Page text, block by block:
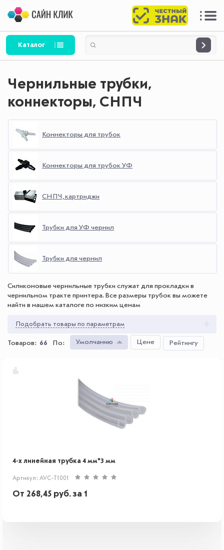
Каталог
Чернильные трубки,
коннекторы, СНПЧ
Коннекторы для трубок
Коннекторы для трубок УФ
СНПЧ, картриджи
Трубки для УФ чернил
Трубки для чернил
Силиконовые чернильные трубки служат для прокладки в
чернильном тракте принтера. Все размеры трубок вы можете
найти в нашем каталоге по низким ценам
Подобрать товары по параметрам
Товаров: 66 По: Умолчанию Цене Рейтингу
4-х линейная трубка 4 мм*3 мм
Артикул: AVC-T1001
От 268,45 руб.за 1